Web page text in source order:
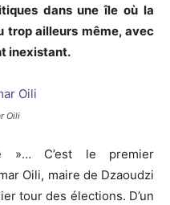
dans une île où la
trop ailleurs même, avec
inexistant.
Oili
»… C’est le premier
Oili, maire de Dzaoudzi
tour des élections. D’un